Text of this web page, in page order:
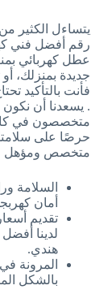
يتساءل الكثير
عطل كهربائي
جديدة بمنزلك،
فأنت بالتأكيد
. يسعدنا أن
متخصصون في
حرصًا على
متخصص ومؤهل
السلامة
أمان
تقديم
لدينا
هندي.
المرونة
بالشكل